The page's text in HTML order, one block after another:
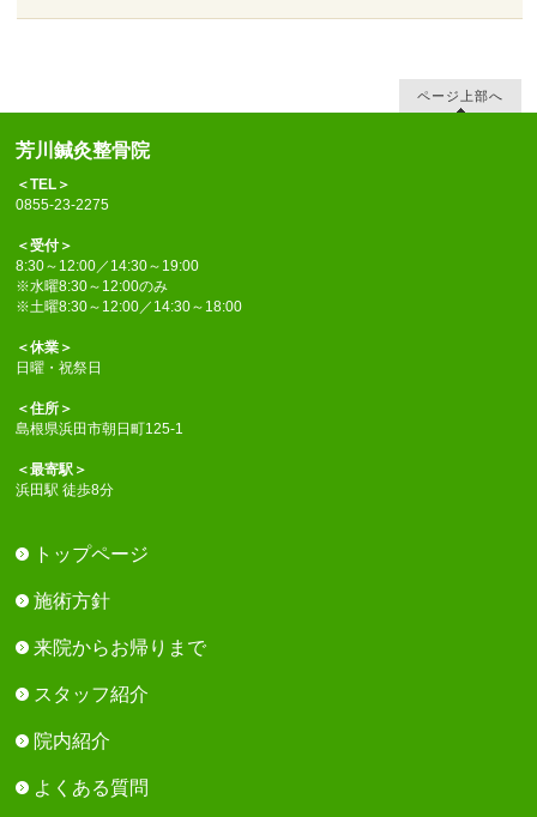
ページ上部へ
芳川鍼灸整骨院
＜TEL＞
0855-23-2275
＜受付＞
8:30～12:00／14:30～19:00
※水曜8:30～12:00のみ
※土曜8:30～12:00／14:30～18:00
＜休業＞
日曜・祝祭日
＜住所＞
島根県浜田市朝日町125-1
＜最寄駅＞
浜田駅 徒歩8分
トップページ
施術方針
来院からお帰りまで
スタッフ紹介
院内紹介
よくある質問